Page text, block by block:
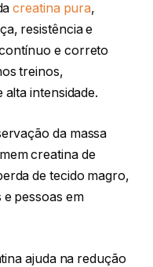
creatina pura,
resistência e
e correto
treinos,
alta intensidade.
da massa
creatina de
de tecido magro,
pessoas em
ajuda na redução